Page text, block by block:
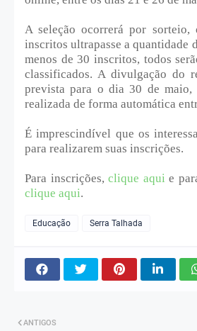
A seleção ocorrerá por sorteio,
inscritos ultrapasse a quantidade
menos de 30 inscritos, todos
classificados. A divulgação do
prevista para o dia 30 de maio,
realizada de forma automática
É imprescindível que os
para realizarem suas inscrições.
Para inscrições, clique aquie
clique aqui.
Educação Serra Talhada
ANTIGOS